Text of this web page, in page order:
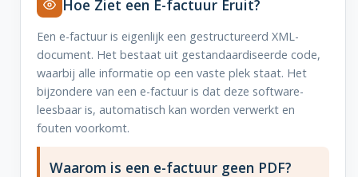
Hoe Ziet een E-factuur Eruit?
Een e-factuur is eigenlijk een gestructureerd XML-
document. Het bestaat uit gestandaardiseerde code,
waarbij alle informatie op een vaste plek staat. Het
bijzondere van een e-factuur is dat deze software-
leesbaar is, automatisch kan worden verwerkt en
fouten voorkomt.
Waarom is een e-factuur geen PDF?